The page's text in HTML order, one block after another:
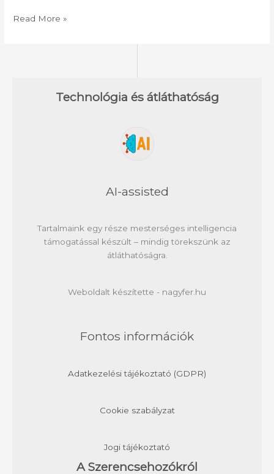
Read More »
Technológia és átláthatóság
AI-assisted
Tartalmaink egy része mesterséges intelligencia
támogatással készült – mindig törekszünk az
átláthatóságra.
Weboldalt készítette - nagyfer.hu
Fontos információk
Adatkezelési tájékoztató (GDPR)
Cookie szabályzat
Jogi tájékoztató
A Szerencsehozókról